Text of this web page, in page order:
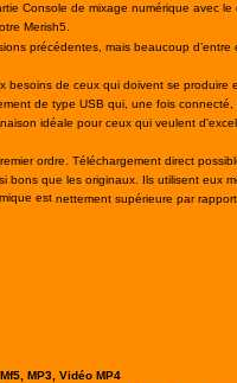
Console de mixage numérique avec
Merish5.
précédentes, mais beaucoup
de ceux qui doivent se produire
de type USB qui, une fois
idéale pour ceux qui veulent
ordre. Téléchargement direct
bons que les originaux. Ils utilisent eux
est nettement supérieure par rapport
MP3, Vidéo MP4